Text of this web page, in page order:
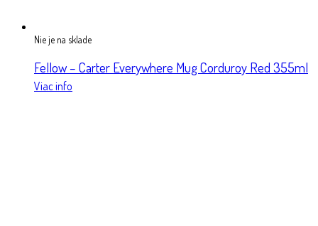
Nie je na sklade
Fellow – Carter Everywhere Mug Corduroy Red 355ml
Viac info